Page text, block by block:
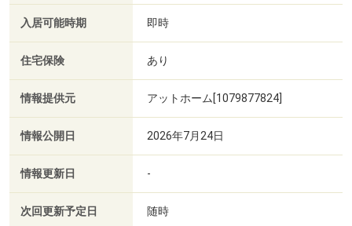
入居可能時期 即時
住宅保険 あり
情報提供元 アットホーム[1079877824]
情報公開日 2026年7月24日
情報更新日 -
次回更新予定日 随時